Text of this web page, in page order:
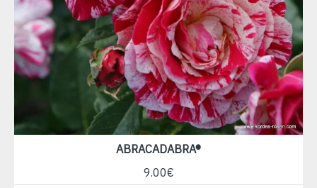
ABRACADABRA®
9.00€